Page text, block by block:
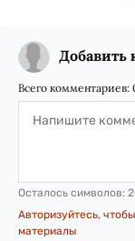
Добавить
Всего комментариев:
Осталось символов:
Авторизуйтесь,
материалы